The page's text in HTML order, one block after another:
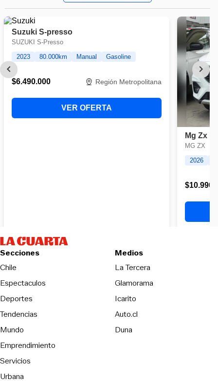
Secciones
Chile
Espectaculos
Deportes
Tendencias
Mundo
Emprendimiento
Servicios
Urbana
Medios
La Tercera
Glamorama
Icarito
Auto.cl
Duna